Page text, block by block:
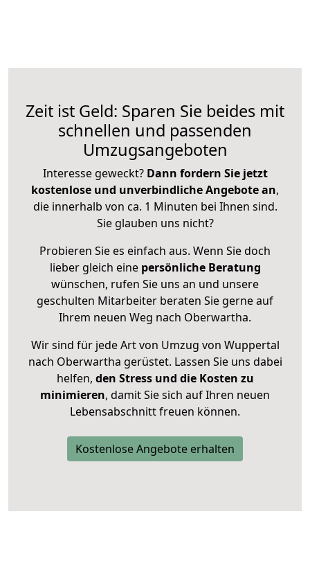
Zeit ist Geld: Sparen Sie beides mit
schnellen und passenden
Umzugsangeboten
Interesse geweckt? Dann fordern Sie jetzt
kostenlose und unverbindliche Angebote an,
die innerhalb von ca. 1 Minuten bei Ihnen sind.
Sie glauben uns nicht?
Probieren Sie es einfach aus. Wenn Sie doch
lieber gleich eine persönliche Beratung
wünschen, rufen Sie uns an und unsere
geschulten Mitarbeiter beraten Sie gerne auf
Ihrem neuen Weg nach Oberwartha.
Wir sind für jede Art von Umzug von Wuppertal
nach Oberwartha gerüstet. Lassen Sie uns dabei
helfen, den Stress und die Kosten zu
minimieren, damit Sie sich auf Ihren neuen
Lebensabschnitt freuen können.
Kostenlose Angebote erhalten